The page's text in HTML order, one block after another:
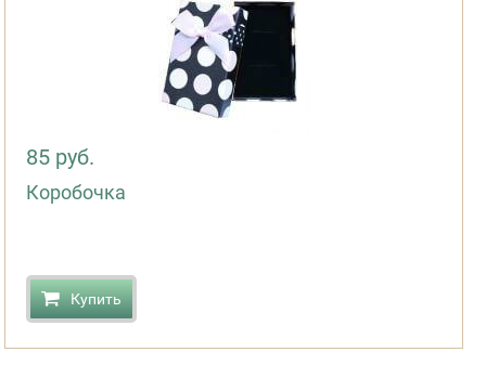
85 руб.
Коробочка
Купить